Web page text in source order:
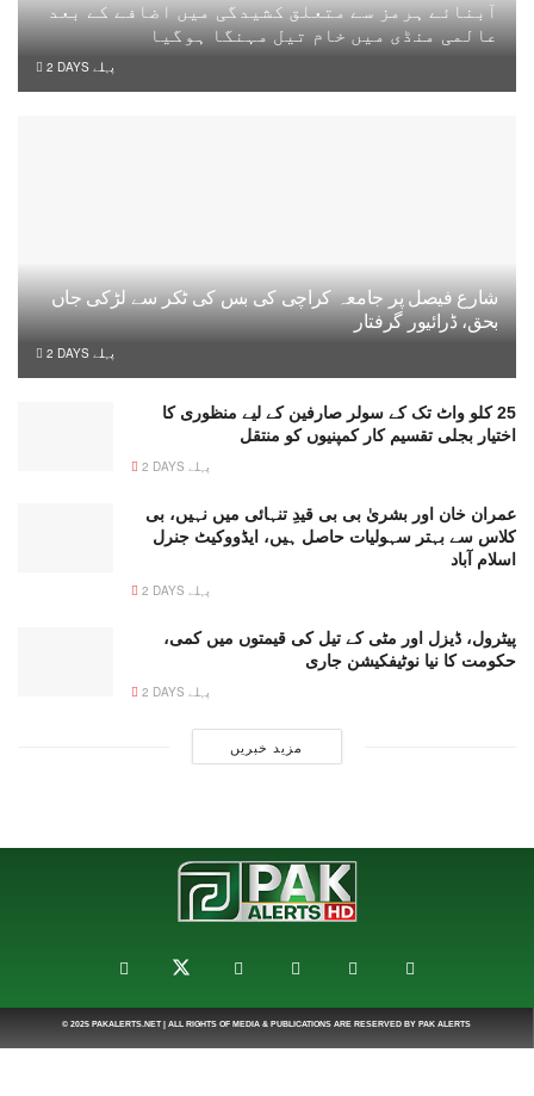
آبنائے ہرمز سے متعلق کشیدگی میں اضافے کے بعد
عالمی منڈی میں خام تیل مہنگا ہوگیا
2 DAYS پہلے
شارع فیصل پر جامعہ کراچی کی بس کی ٹکر سے لڑکی جاں
بحق، ڈرائیور گرفتار
2 DAYS پہلے
25 کلو واٹ تک کے سولر صارفین کے لیے منظوری کا
اختیار بجلی تقسیم کار کمپنیوں کو منتقل
2 DAYS پہلے
عمران خان اور بشریٰ بی بی قیدِ تنہائی میں نہیں، بی
کلاس سے بہتر سہولیات حاصل ہیں، ایڈووکیٹ جنرل
اسلام آباد
2 DAYS پہلے
پیٹرول، ڈیزل اور مٹی کے تیل کی قیمتوں میں کمی،
حکومت کا نیا نوٹیفکیشن جاری
2 DAYS پہلے
مزید خبریں
© 2025 PAKALERTS.NET| ALL RIGHTS OF MEDIA & PUBLICATIONS ARE RESERVED BY PAK ALERTS